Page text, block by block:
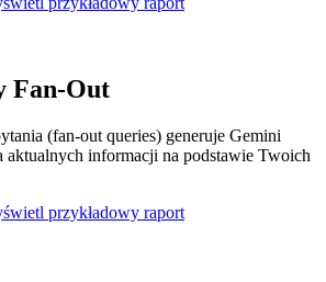
Fan-Out
(fan-out queries) generuje Gemini
aktualnych informacji na podstawie Twoich
przykładowy raport